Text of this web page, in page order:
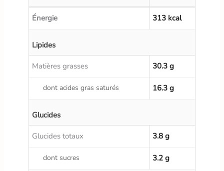
Énergie 313 kcal
Lipides
Matières grasses 30.3 g
dont acides gras saturés 16.3 g
Glucides
Glucides totaux 3.8 g
dont sucres 3.2 g